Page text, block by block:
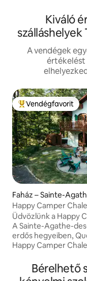
Kiváló
szálláshelyek
A vendégek
Kiemelt
Vendégfavorit
Faház – Sainte-
Monts
Happy Camper
szauna a hegyen
Üdvözlünk a Happy
A Sainte-Agathe-
erdős hegyeiben,
Happy Camper
kiruccanáshoz. A
kényelmiBérelhető